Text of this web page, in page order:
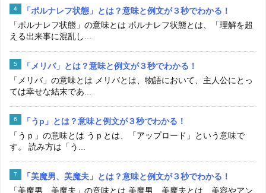
「ポルナレフ状態」とは？意味と例文が３秒でわかる！
「ポルナレフ状態」の意味とは ポルナレフ状態とは、「理解を超
える出来事に混乱し...
「メリバ」とは？意味と例文が３秒でわかる！
「メリバ」の意味とは メリバとは、物語において、主人公にとっ
ては幸せな結末であ...
「うp」とは？意味と例文が３秒でわかる！
「うｐ」の意味とは うｐとは、「アップロード」という意味で
す。 読み方は「う...
「美魔男、美魔夫」とは？意味と例文が３秒でわかる！
「美魔男、美魔夫」の意味とは 美魔男、美魔夫とは、美容やアン